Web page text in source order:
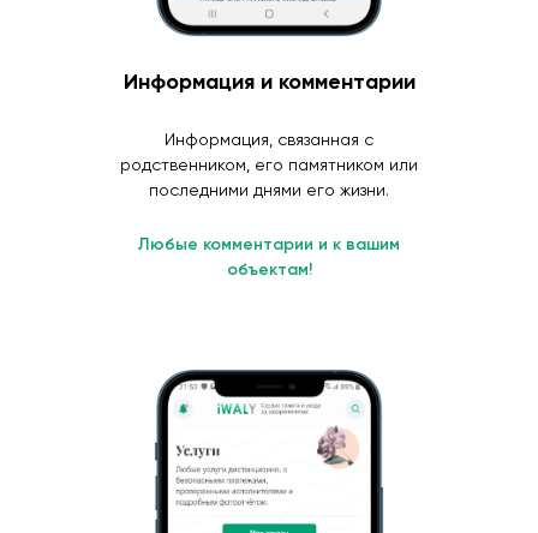
Информация и комментарии
Информация, связанная с
родственником, его памятником или
последними днями его жизни.
Любые комментарии и к вашим
объектам!